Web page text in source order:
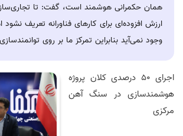
همان حکمرانی هوشمند است، گفت: تا
ارزش افزوده‌ای برای کار‌های فناورانه تعریف نشود
وجود نمی‌آید بنابراین تمرکز ما بر روی
اجرای 50 درصدی کلان پروژه
هوشمندسازی در سنگ آهن
مرکزی